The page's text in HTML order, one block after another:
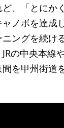
、「とにか
ノボを達成
ングを続け
の中央本
を甲州街道